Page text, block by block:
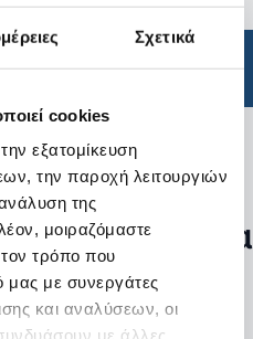
Σχετικά
cookies
εξατομίκευση
την παροχή λειτουργιών
της
μοιραζόμαστε
τρόπο που
μας με συνεργάτες
και αναλύσεων, οι
με άλλες
με τα